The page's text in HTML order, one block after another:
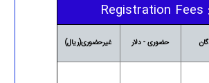
Registration Fees :
حضوری - دلار غیرحضوری(ریال)